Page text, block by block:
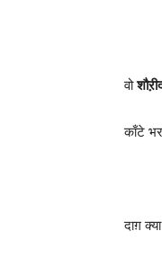
वो
काँटे
दाग़